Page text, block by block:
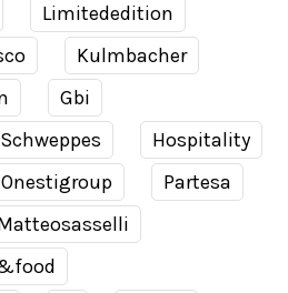
Limitededition
Kulmbacher
Gbi
Schweppes
Hospitality
Onestigroup
Partesa